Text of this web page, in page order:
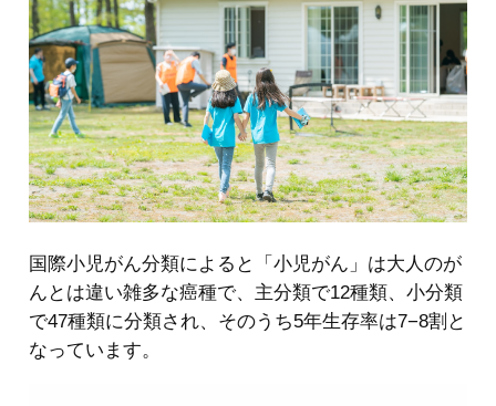
国際小児がん分類によると「小児がん」は大人のが
んとは違い雑多な癌種で、主分類で12種類、小分類
で47種類に分類され、そのうち5年生存率は7−8割と
なっています。